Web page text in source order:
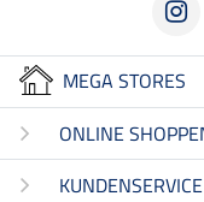
MEGA STORES
ONLINE
KUNDENSERVICE